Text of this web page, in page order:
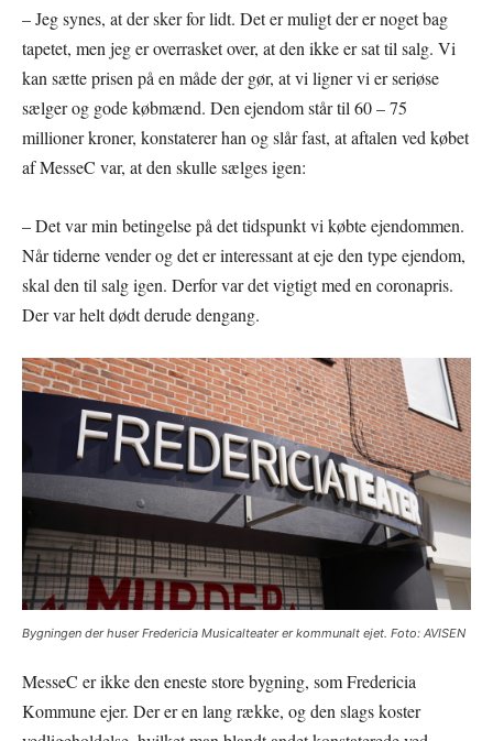
– Jeg synes, at der sker for lidt. Det er muligt der er noget bag
tapetet, men jeg er overrasket over, at den ikke er sat til salg. Vi
kan sætte prisen på en måde der gør, at vi ligner vi er seriøse
sælger og gode købmænd. Den ejendom står til 60 – 75
millioner kroner, konstaterer han og slår fast, at aftalen ved købet
af MesseC var, at den skulle sælges igen:
– Det var min betingelse på det tidspunkt vi købte ejendommen.
Når tiderne vender og det er interessant at eje den type ejendom,
skal den til salg igen. Derfor var det vigtigt med en coronapris.
Der var helt dødt derude dengang.
Bygningen der huser Fredericia Musicalteater er kommunalt ejet. Foto: AVISEN
MesseC er ikke den eneste store bygning, som Fredericia
Kommune ejer. Der er en lang række, og den slags koster